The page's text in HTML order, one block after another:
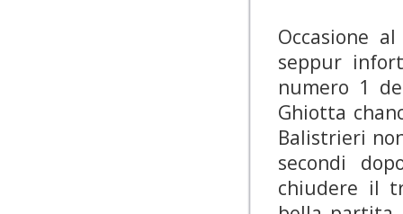
Occasione
seppur
numero 1
Ghiotta
Balistrieri
secondi
chiudere il